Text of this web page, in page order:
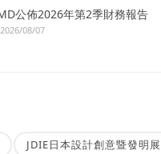
公佈2026年第2季財務報告
2026/08/07
JDIE日本設計創意暨發明展